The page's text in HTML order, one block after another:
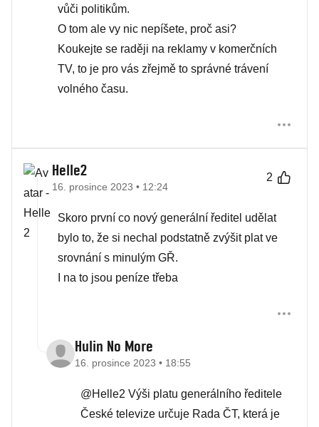
vůči politikům.
O tom ale vy nic nepíšete, proč asi?
Koukejte se raději na reklamy v komerčních
TV, to je pro vás zřejmě to správné trávení
volného času.
Helle2
16. prosince 2023 • 12:24
2
Skoro první co nový generální ředitel udělat
bylo to, že si nechal podstatně zvýšit plat ve
srovnání s minulým GŘ.
I na to jsou peníze třeba
Hulin No More
16. prosince 2023 • 18:55
@Helle2 Výši platu generálního ředitele
České televize určuje Rada ČT, která je